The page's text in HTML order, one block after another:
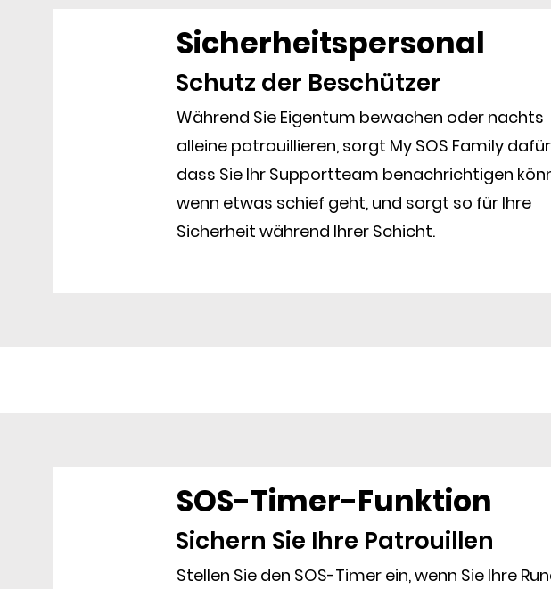
Sicherheitspersonal
Schutz der Beschützer
Während Sie Eigentum bewachen oder nachts
alleine patrouillieren, sorgt My SOS Family
dass Sie Ihr Supportteam benachrichtigen
wenn etwas schief geht, und sorgt so für Ihre
Sicherheit während Ihrer Schicht.
SOS-Timer-Funktion
Sichern Sie Ihre Patrouillen
Stellen Sie den SOS-Timer ein, wenn Sie Ihre